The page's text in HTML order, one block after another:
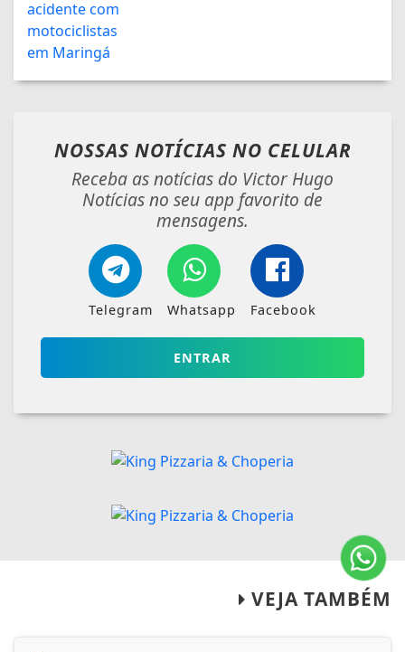
NOSSAS NOTÍCIAS NO CELULAR
Receba as notícias do Victor Hugo
Notícias no seu app favorito de
mensagens.
Telegram Whatsapp Facebook
ENTRAR
VEJA TAMBÉM